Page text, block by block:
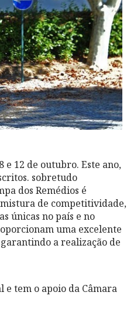
12 de outubro. Este ano,
sobretudo
dos Remédios é
de competitividade,
únicas no país e no
uma excelente
a realização de
e tem o apoio da Câmara